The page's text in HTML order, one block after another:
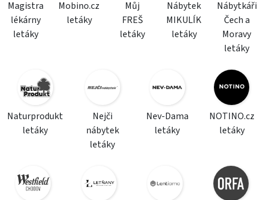
Magistra
lékárny
letáky
Mobino.cz
letáky
Můj
FREŠ
letáky
Nábytek
MIKULÍK
letáky
Nábytkáři
Čech a
Moravy
letáky
Naturprodukt
letáky
Nejči
nábytek
letáky
Nev-Dama
letáky
NOTINO.cz
letáky